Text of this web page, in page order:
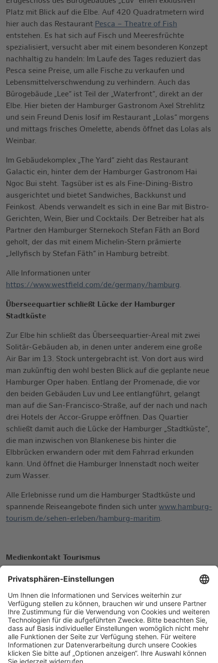
Platz mit Blick auf die Elbe. Auf 420 Quadratmetern wird
hier auch das Restaurant Pesca – Theatre of Fish
entstehen. Es hat sich auf Fisch und Meeresfrüchte
spezialisiert, versucht aber mit einem besonderen Konzept
nachhaltig zu handeln: Im Laufe des Tages reduziert das
Pesca seine Preise, um alle Fische zu verkaufen und
Lebensmittelverschwendung zu verhindern. Auch das
Bürogebäude „Lee“ ist Teil der „Waterfront“, direkt an der
Elbe. Hier bieten der Hamburger Gastronom Axel Strehlitz
und sein Freund Denis Iosif im Restaurant „Lolas“ morgens
und mittags frisches Omelette, abends öffnet das Lolas als
Weinbar.
Im Gebäudekomplex „The Yard“ zieht das Restaurant
Galactic ein, hinter dem der Hamburger Gastronom Hai
Ngoc Bui steht. Tagsüber ist es als Fine-Dining-Bistro
ausgerichtet und bietet Sandwiches, Backkunst und
Feinkost. Abends verwandelt es sich in eine Bar mit Bistro-
Gerichten, Wein, Bier und Cocktails. Der Betreiber hat als
Partner den Hamburger Sternekoch Stefan Fäth an Bord
geholt, der das mit einem Michelin-Stern prämierte
„Jellyfisch by Stefan Fäth“ in Hamburg betreibt.
Alle Informationen unter
https://www.westfield.com/de/germany/hamburg.
Überseequartier schließt Lücke der Hamburger
Stadtküste
Zur Elbe hin schließt das Überseequartier-Areal mit zwei
Solitär-Gebäuden ab, in denen unter anderem eine große
Air Bar im 13. Stock untergebracht ist. Von dort aus wird
man zukünftig den wohl besten Blick auf die geplante neue
Hamburger Oper haben. Entlang der Promenade, die vor
den beiden Gebäuden Luv und Lee entlangführt, gelangt
man auf die San-Francisco-Straße, auf der nach und nach
drei Hotels der Accor-Gruppe eröffnen. Das Quartier
schließt damit auch die Lücke der Hamburger „Stadtküste“,
die man inzwischen von Blankenese bis hinter die
Elbbrücken erwandern oder mit dem Fahrrad erkunden
kann. Und öffnet die Hamburger Innenstadt noch weiter
zum Wasser.
Alle Erlebnisse rund um die Hamburger Stadtküste und
spannende Reiseangebote finden sich unter www.hamburg-
tourism.de/sehen-erleben/hamburg-maritim.
Medienkontakt Tourismus
Tel: +49 40 300 51 - 495
julia.bankus@hamburg-tourismus.de